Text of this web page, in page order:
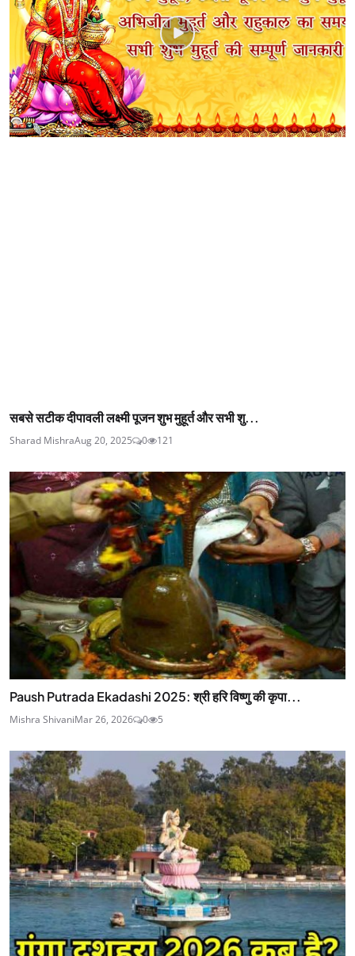
सबसे सटीक दीपावली लक्ष्मी पूजन शुभ मुहूर्त और सभी शु...
Sharad MishraAug 20, 2025 0 121
Paush Putrada Ekadashi 2025: श्री हरि विष्णु की कृपा...
Mishra ShivaniMar 26, 2026 0 5